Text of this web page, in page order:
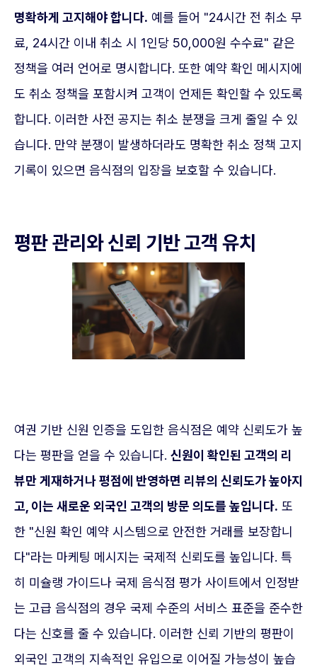
명확하게 고지해야 합니다. 예를 들어 "24시간 전 취소 무
료, 24시간 이내 취소 시 1인당 50,000원 수수료" 같은
정책을 여러 언어로 명시합니다. 또한 예약 확인 메시지에
도 취소 정책을 포함시켜 고객이 언제든 확인할 수 있도록
합니다. 이러한 사전 공지는 취소 분쟁을 크게 줄일 수 있
습니다. 만약 분쟁이 발생하더라도 명확한 취소 정책 고지
기록이 있으면 음식점의 입장을 보호할 수 있습니다.
평판 관리와 신뢰 기반 고객 유치
여권 기반 신원 인증을 도입한 음식점은 예약 신뢰도가 높
다는 평판을 얻을 수 있습니다. 신원이 확인된 고객의 리
뷰만 게재하거나 평점에 반영하면 리뷰의 신뢰도가 높아지
고, 이는 새로운 외국인 고객의 방문 의도를 높입니다. 또
한 "신원 확인 예약 시스템으로 안전한 거래를 보장합니
다"라는 마케팅 메시지는 국제적 신뢰도를 높입니다. 특
히 미슐랭 가이드나 국제 음식점 평가 사이트에서 인정받
는 고급 음식점의 경우 국제 수준의 서비스 표준을 준수한
다는 신호를 줄 수 있습니다. 이러한 신뢰 기반의 평판이
외국인 고객의 지속적인 유입으로 이어질 가능성이 높습